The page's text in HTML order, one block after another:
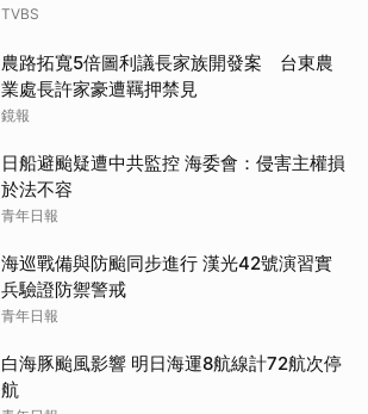
TVBS
農路拓寬5倍圖利議長家族開發案 台東農
業處長許家豪遭羈押禁見
鏡報
日船避颱疑遭中共監控 海委會：侵害主權損
於法不容
青年日報
海巡戰備與防颱同步進行 漢光42號演習實
兵驗證防禦警戒
青年日報
白海豚颱風影響 明日海運8航線計72航次停
航